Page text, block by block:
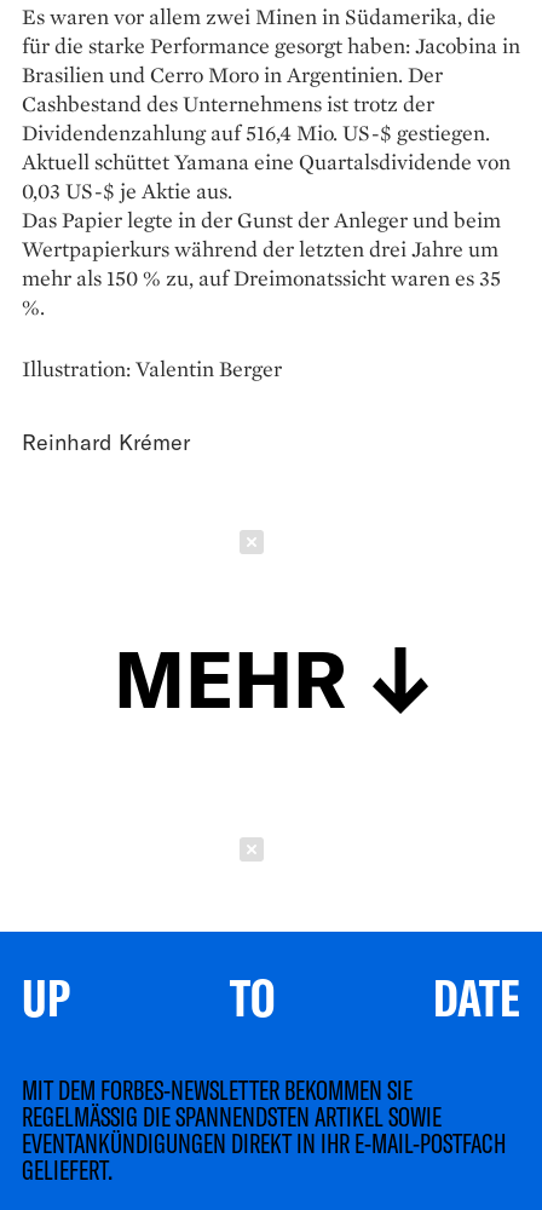
Es waren vor allem zwei ­Minen in Südamerika, die
für die starke Performance gesorgt haben: ­Jacobina in
Brasilien und Cerro Moro in ­Argentinien. Der
Cashbestand des Unternehmens ist trotz der
Dividendenzahlung auf 516,4 Mio. US-$ gestiegen.
Aktuell schüttet Yamana eine Quartalsdividende von
0,03 US-$ je ­Aktie aus.
Das Papier legte in der Gunst der Anleger und beim
Wertpapierkurs während der letzten drei Jahre um
mehr als 150 % zu, auf Dreimonatssicht waren es 35
%.
Illustration: Valentin Berger
Reinhard Krémer
MEHR
UP TO DATE
MIT DEM FORBES-NEWSLETTER BEKOMMEN SIE
REGELMÄSSIG DIE SPANNENDSTEN ARTIKEL SOWIE
EVENTANKÜNDIGUNGEN DIREKT IN IHR E-MAIL-POSTFACH
GELIEFERT.